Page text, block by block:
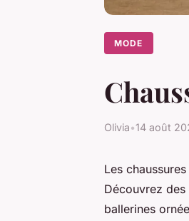
MODE
Olivia•14 août
Les
Découvrez
ballerines